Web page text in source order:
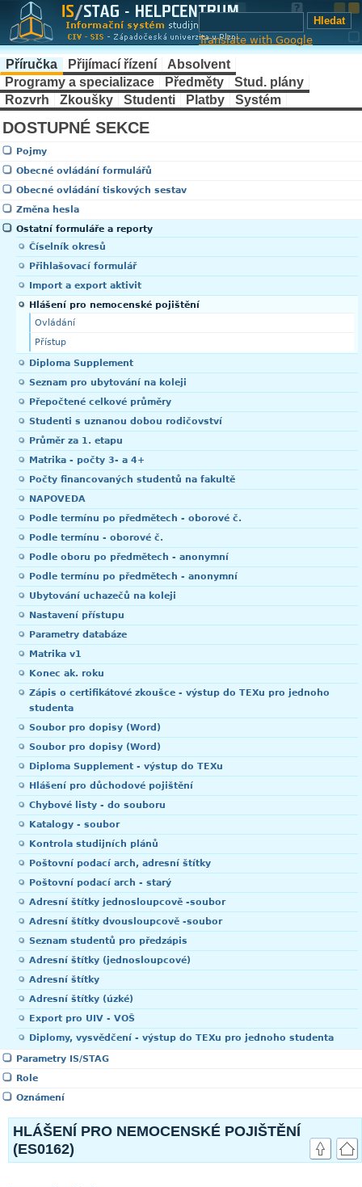
Translate with Google
Příručka Přijímací řízení
Absolvent
Programy a specializace
Předměty
Stud. plány
Rozvrh
Zkoušky Studenti Platby Systém
DOSTUPNÉ SEKCE
Pojmy
Obecné ovládání formulářů
Obecné ovládání tiskových sestav
Změna hesla
Ostatní formuláře a reporty
Číselník okresů
Přihlašovací formulář
Import a export aktivit
Hlášení pro nemocenské pojištění
Ovládání
Přístup
Diploma Supplement
Seznam pro ubytování na koleji
Přepočtené celkové průměry
Studenti s uznanou dobou rodičovství
Průměr za 1. etapu
Matrika - počty 3- a 4+
Počty financovaných studentů na fakultě
NAPOVEDA
Podle termínu po předmětech - oborové č.
Podle termínu - oborové č.
Podle oboru po předmětech - anonymní
Podle termínu po předmětech - anonymní
Ubytování uchazečů na koleji
Nastavení přístupu
Parametry databáze
Matrika v1
Konec ak. roku
Zápis o certifikátové zkoušce - výstup do TEXu pro jednoho
studenta
Soubor pro dopisy (Word)
Soubor pro dopisy (Word)
Diploma Supplement - výstup do TEXu
Hlášení pro důchodové pojištění
Chybové listy - do souboru
Katalogy - soubor
Kontrola studijních plánů
Poštovní podací arch, adresní štítky
Poštovní podací arch - starý
Adresní štítky jednosloupcově -soubor
Adresní štítky dvousloupcově -soubor
Seznam studentů pro předzápis
Adresní štítky (jednosloupcové)
Adresní štítky
Adresní štítky (úzké)
Export pro UIV - VOŠ
Diplomy, vysvědčení - výstup do TEXu pro jednoho studenta
Parametry IS/STAG
Role
Oznámení
HLÁŠENÍ PRO NEMOCENSKÉ POJIŠTĚNÍ
(ES0162)